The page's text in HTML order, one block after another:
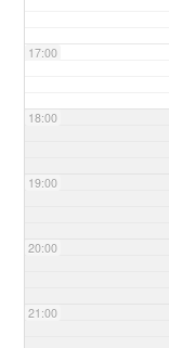
17:00
18:00
19:00
20:00
21:00